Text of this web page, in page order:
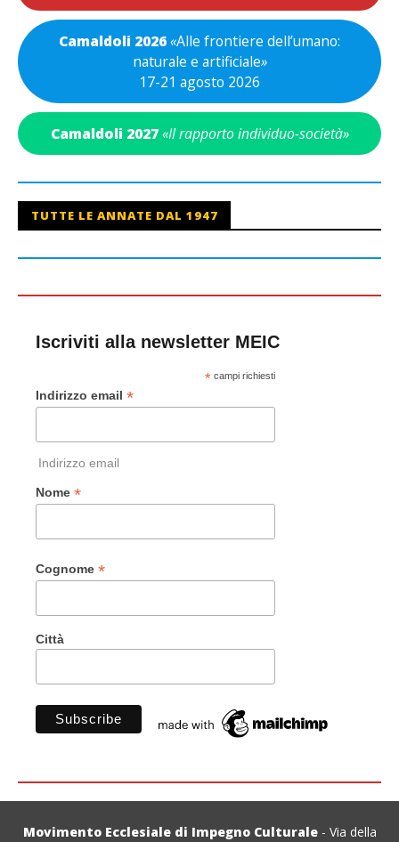
Camaldoli 2026«Alle frontiere dell’umano:
naturale e artificiale»
17-21 agosto 2026
Camaldoli 2027 «Il rapporto individuo-società»
TUTTE LE ANNATE DAL 1947
Iscriviti alla newsletter MEIC
*campi richiesti
Indirizzo email *
Indirizzo email
Nome *
Cognome *
Città
Movimento Ecclesiale di Impegno Culturale- Via della